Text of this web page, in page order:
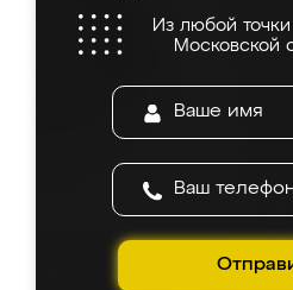
Из любой
Московской